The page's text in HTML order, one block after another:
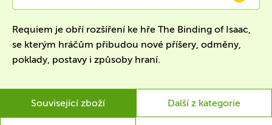
Requiem je obří rozšíření ke hře The Binding of Isaac,
se kterým hráčům přibudou nové příšery, odměny,
poklady, postavy i způsoby hraní.
Související zboží Další z kategorie